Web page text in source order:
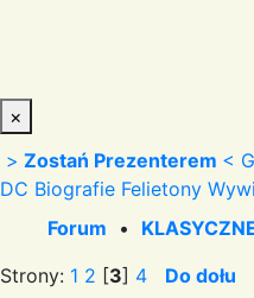
×
> Zostań Prezenterem <
DC Biografie Felietony
Forum •
Strony: 1 2 [3] 4 Do dołu